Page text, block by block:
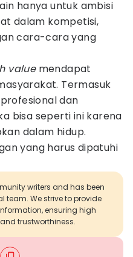
hanya untuk ambisi
dalam kompetisi,
cara-cara yang
valuemendapat
Termasuk
dan
bisa seperti ini karena
dalam hidup.
yang harus dipatuhi
writers and has been
team. We strive to provide
ensuring high
trustworthiness.